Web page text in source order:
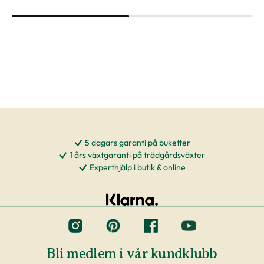
leverantörer för att säkerställa hög kvalitet på
skulle få ett nyttodjur på din växt vid leverans, så
eller plocka bort det.
Om växten inte exakt motsvarar måtten vi har
angivit eller ser ut som på bilderna räknas det
inte som en skälig reklamation.
Om du beställer leverans till dörren eller till
5 dagars garanti på buketter
1 års växtgaranti på trädgårdsväxter
Experthjälp i butik & online
Bli medlem i vår kundklubb